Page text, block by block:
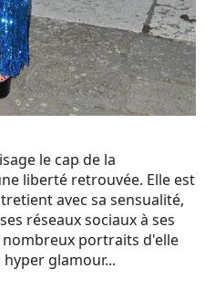
le cap de la
liberté retrouvée. Elle est
avec sa sensualité,
réseaux sociaux à ses
portraits d'elle
glamour...